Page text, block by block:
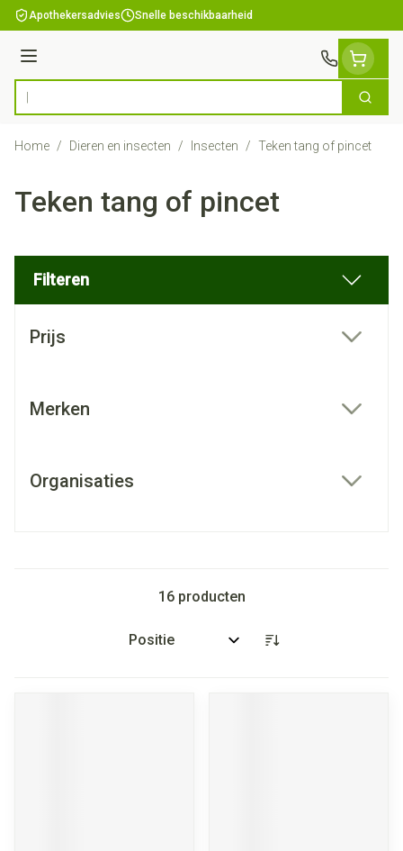
Ga naar de inhoud
Apothekersadvies Snelle beschikbaarheid
Menu
Product, merk, categorie... Zoek
Home / Dieren en insecten / Insecten / Teken tang of pincet
Teken tang of pincet
Filteren
Prijs
Merken
Organisaties
16producten
Sorteer op: